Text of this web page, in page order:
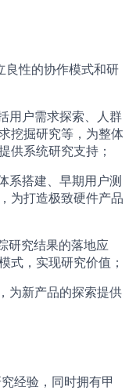
良性的协作模式和研
用户需求探索、人群
挖掘研究等，为整体
供系统研究支持；
系搭建、早期用户测
为打造极致硬件产品
研究结果的落地应
式，实现研究价值；
为新产品的探索提供
经验，同时拥有甲